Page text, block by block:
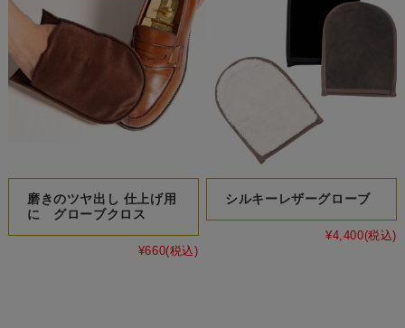
磨きのツヤ出し 仕上げ用
に グローブクロス
¥660(税込)
シルキーレザーグローブ
¥4,400(税込)